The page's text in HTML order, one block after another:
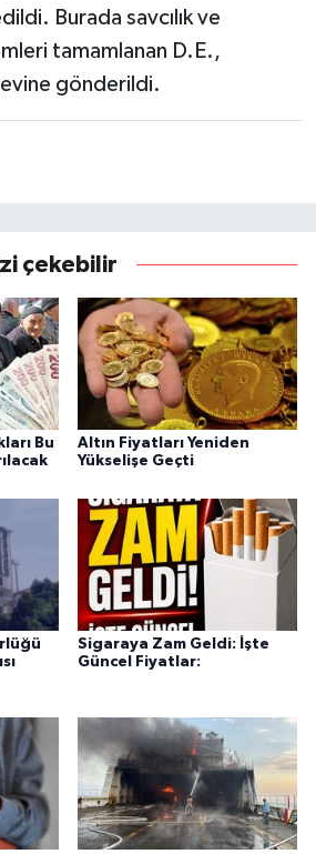
Burada savcılık ve
tamamlanan D.E.,
gönderildi.
çekebilir
Bu
Altın Fiyatları Yeniden
Yükselişe Geçti
Sigaraya Zam Geldi: İşte
Güncel Fiyatlar: